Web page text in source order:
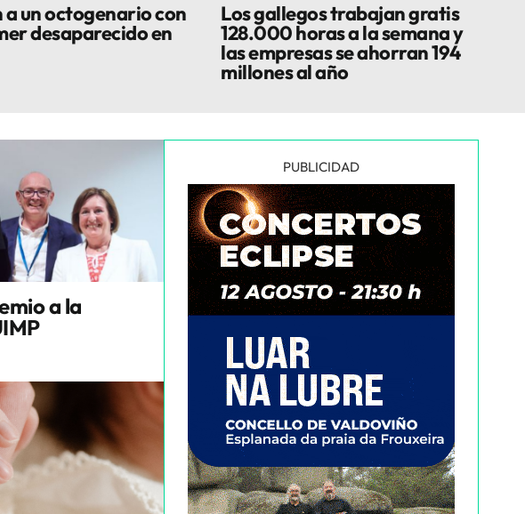
a un octogenario con
desaparecido en
Los gallegos trabajan gratis
128.000 horas a la semana y
las empresas se ahorran 194
millones al año
a la
PUBLICIDAD